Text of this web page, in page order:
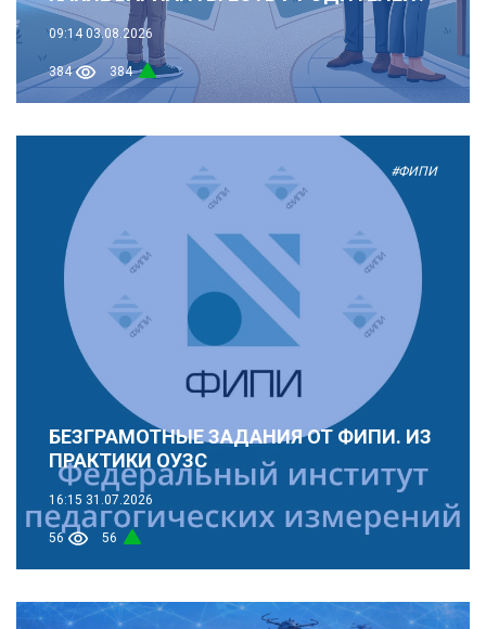
09:14 03.08.2026
384 384
#ФИПИ
БЕЗГРАМОТНЫЕ ЗАДАНИЯ ОТ ФИПИ. ИЗ
ПРАКТИКИ ОУЗС
16:15 31.07.2026
56 56